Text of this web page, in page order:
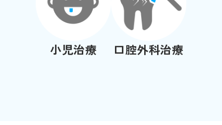
小児治療 口腔外科治療